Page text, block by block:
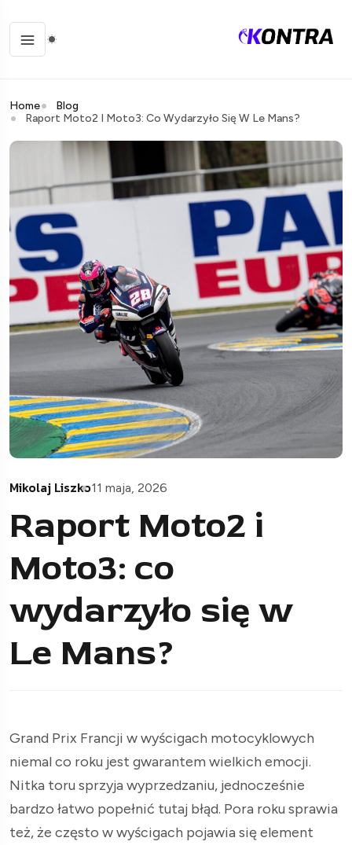
Home
Blog
Raport Moto2 I Moto3: Co Wydarzyło Się W Le Mans?
Mikolaj Liszko11 maja, 2026
Raport Moto2 i
Moto3: co
wydarzyło się w
Le Mans?
Grand Prix Francji w wyścigach motocyklowych
niemal co roku jest gwarantem wielkich emocji.
Nitka toru sprzyja wyprzedzaniu, jednocześnie
bardzo łatwo popełnić tutaj błąd. Pora roku sprawia
też, że często w wyścigach pojawia się element